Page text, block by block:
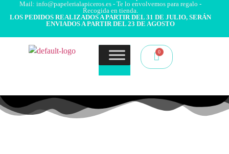
Mail: info@papelerialapiceros.es - Te lo envolvemos para regalo -
Recogida en tienda.
LOS PEDIDOS REALIZADOS A PARTIR DEL 31 DE JULIO, SERÁN
ENVIADOS A PARTIR DEL 23 DE AGOSTO